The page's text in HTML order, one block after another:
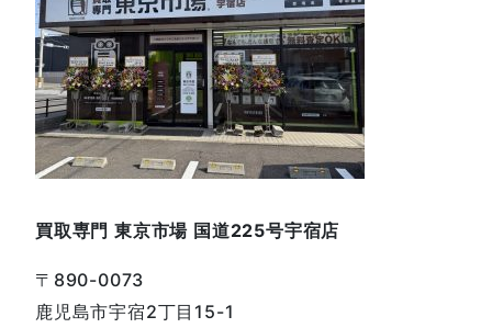
買取専門 東京市場 国道225号宇宿店
〒890-0073
鹿児島市宇宿2丁目15-1